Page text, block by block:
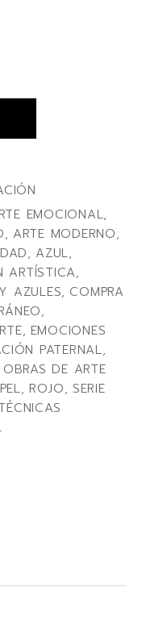
EMOCIONAL,
, ARTE MODERNO,
, AZUL,
ARTÍSTICA,
AZULES, COMPRA
,
, EMOCIONES
PATERNAL,
OBRAS DE ARTE
, ROJO, SERIE